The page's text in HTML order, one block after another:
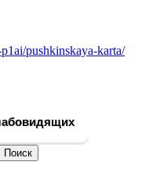
pushkinskaya-karta/